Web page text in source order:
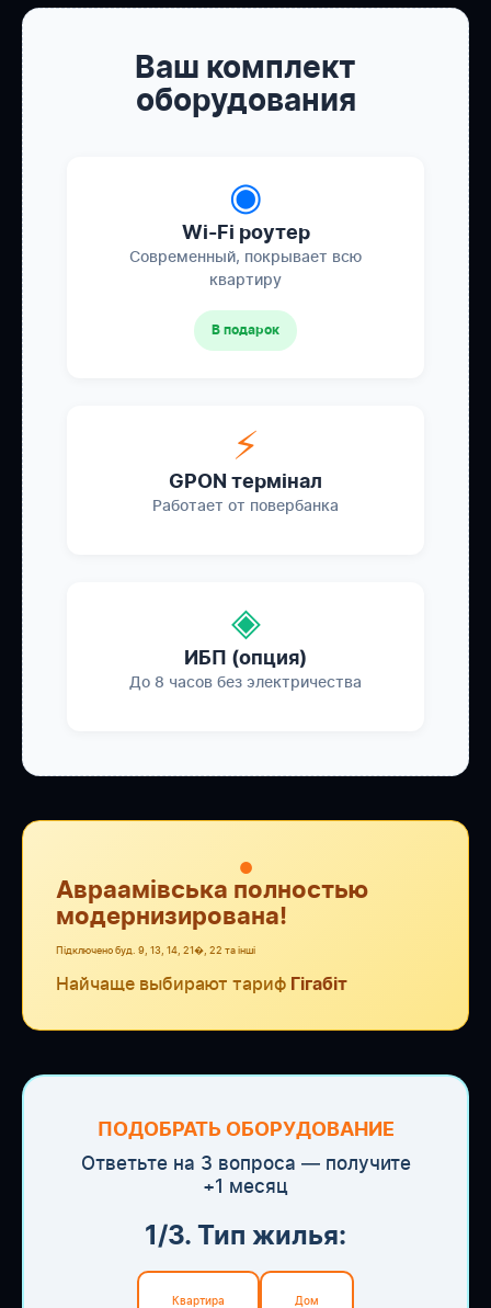
Ваш комплект
оборудования
◉
Wi-Fi роутер
Современный, покрывает всю
квартиру
В подарок
⚡
GPON термінал
Работает от повербанка
◈
ИБП (опция)
До 8 часов без электричества
●
Авраамівська полностью
модернизирована!
Підключено буд. 9, 13, 14, 21�, 22 та інші
Найчаще выбирают тариф Гігабіт
ПОДОБРАТЬ ОБОРУДОВАНИЕ
Ответьте на 3 вопроса — получите
+1 месяц
1/3. Тип жилья:
Квартира Дом